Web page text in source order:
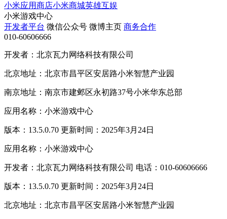
小米应用商店小米商城英雄互娱
小米游戏中心
开发者平台 微信公众号 微博主页 商务合作
010-60606666
开发者：北京瓦力网络科技有限公司
北京地址：北京市昌平区安居路小米智慧产业园
南京地址：南京市建邺区永初路37号小米华东总部
应用名称：小米游戏中心
版本：13.5.0.70 更新时间：2025年3月24日
应用名称：小米游戏中心
开发者：北京瓦力网络科技有限公司 电话：010-60606666
版本：13.5.0.70 更新时间：2025年3月24日
北京地址：北京市昌平区安居路小米智慧产业园